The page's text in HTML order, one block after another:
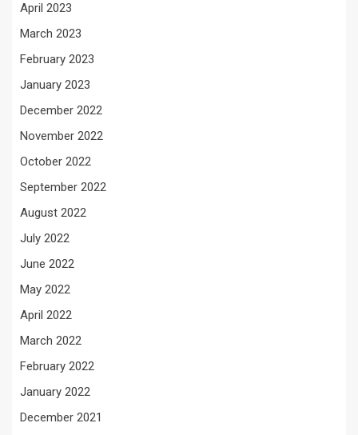
April 2023
March 2023
February 2023
January 2023
December 2022
November 2022
October 2022
September 2022
August 2022
July 2022
June 2022
May 2022
April 2022
March 2022
February 2022
January 2022
December 2021